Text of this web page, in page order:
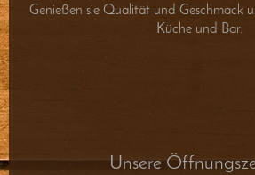
Genießen sie Qualität und Geschmack
Küche und Bar.
Unsere